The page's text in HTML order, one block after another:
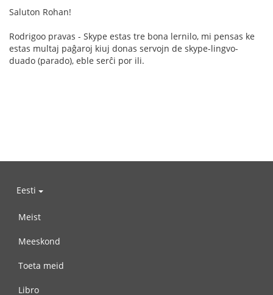
Saluton Rohan!
Rodrigoo pravas - Skype estas tre bona lernilo, mi pensas ke
estas multaj paĝaroj kiuj donas servojn de skype-lingvo-
duado (parado), eble serĉi por ili.
Eesti
Meist
Meeskond
Toeta meid
Libro